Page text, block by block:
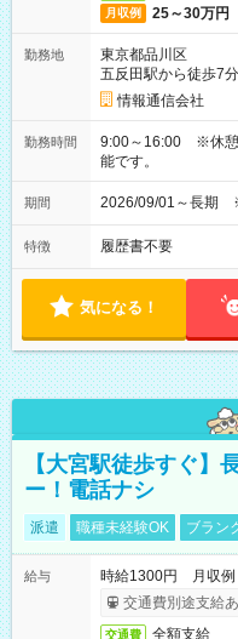
月収例 25～30万円
勤務地
東京都品川区
五反田駅から徒歩7分
情報通信会社
勤務時間
9:00～16:00 ※休憩
能です。
期間 2026/09/01～長期
特徴 履歴書不要
気になる！
【大宮駅徒歩すぐ】
ー！電話ナシ
派遣 職種未経験OK ブラン
給与
時給1300円 月収例
交通費別途支給
交通費 全額支給